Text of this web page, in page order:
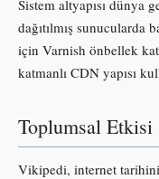
Sistem altyapısı dünya
dağıtılmış sunucularda
için Varnish önbellek
katmanlı CDN yapısı
Toplumsal Etkisi
Vikipedi, internet